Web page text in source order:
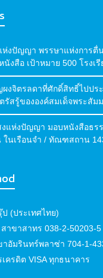
ห่งปัญญา พรรษาแห่งการตื่
งสือ เป้าหมาย 500 โรงเ
งจิตรลดาที่ศักดิ์สิทธิ์ไปปร
สรู้ขององค์สมเด็จพระสัม
แห่งปัญญา มอบหนังสือธร
ในเรือนจำ / ทัณฑสถาน
ป (ประเทศไทย)
าขาสาทร 038-2-50203-5
าอัมรินทร์พลาซ่า 704-1-
ครดิต VISA ทุกธนาคาร